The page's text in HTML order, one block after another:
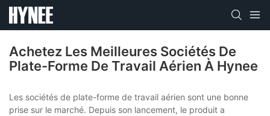
Achetez Les Meilleures Sociétés De
Plate-Forme De Travail Aérien À Hynee
Les sociétés de plate-forme de travail aérien sont une bonne
prise sur le marché. Depuis son lancement, le produit a